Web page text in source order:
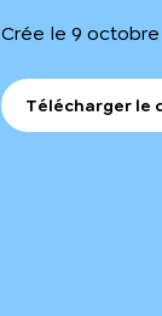
Crée le 9
Télécharger le